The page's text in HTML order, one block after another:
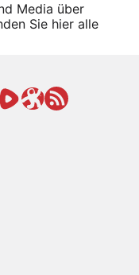
Media über
Sie hier alle